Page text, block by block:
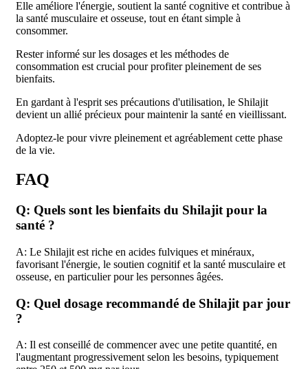
Elle améliore l'énergie, soutient la santé cognitive et contribue à
la santé musculaire et osseuse, tout en étant simple à
consommer.
Rester informé sur les dosages et les méthodes de
consommation est crucial pour profiter pleinement de ses
bienfaits.
En gardant à l'esprit ses précautions d'utilisation, le Shilajit
devient un allié précieux pour maintenir la santé en vieillissant.
Adoptez-le pour vivre pleinement et agréablement cette phase
de la vie.
FAQ
Q: Quels sont les bienfaits du Shilajit pour la
santé ?
A: Le Shilajit est riche en acides fulviques et minéraux,
favorisant l'énergie, le soutien cognitif et la santé musculaire et
osseuse, en particulier pour les personnes âgées.
Q: Quel dosage recommandé de Shilajit par jour
?
A: Il est conseillé de commencer avec une petite quantité, en
l'augmentant progressivement selon les besoins, typiquement